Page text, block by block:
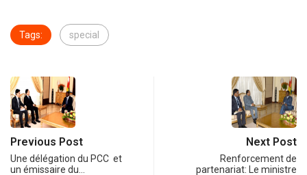
Tags: special
Previous Post
Une délégation du PCC et
un émissaire du…
Next Post
Renforcement de
partenariat: Le ministre